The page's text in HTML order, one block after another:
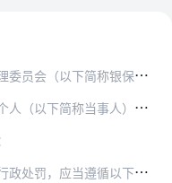
险业市场秩序，根据《中华人民共和国行政处罚法》、《中华人民共和国银行业…
其派出机构依法给予行政处罚的，按照本办法实施。法律、行政法规另有规…
罚，应当遵循以下原则：